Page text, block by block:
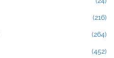
(216)
(264)
(452)